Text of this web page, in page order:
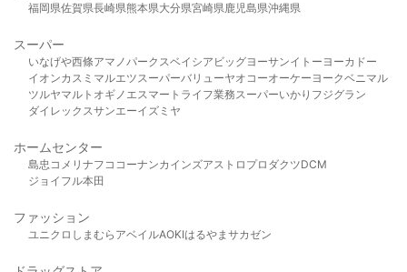
福岡県佐賀県長崎県熊本県大分県宮崎県鹿児島県沖縄県
スーパー
いなげや西條アマノパークスベイシア ビッグヨーサンイトーヨーカドー
イオンカスミ マルエツスーパーバリューヤオコーオーケー ヨークベニマル
ツルヤマルト オギノ エスマート ライフ業務スーパーいかり フジグラン
ダイレックスサンエーイズミヤ
ホームセンター
島忠 コメリ ナフコ コーナンカインズアストロプロダクツDCM
ジョイフル本田
ファッション
ユニクロ しまむら アベイルAOKIはるやま サカゼン